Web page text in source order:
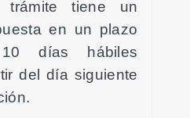
trámite tiene un
en un plazo
días hábiles
del día siguiente